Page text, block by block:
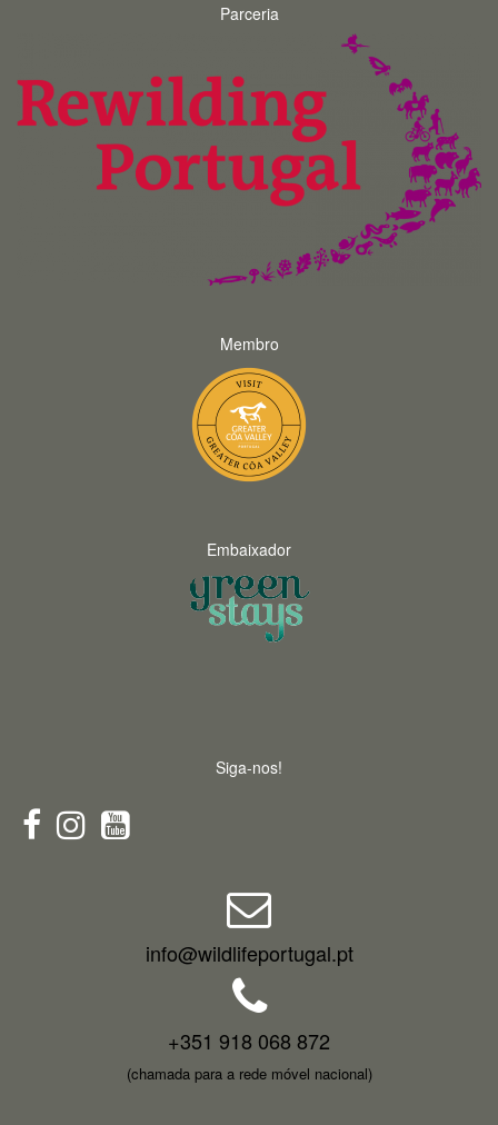
Parceria
Membro
Embaixador
Siga-nos!
info@wildlifeportugal.pt
+351 918 068 872
(chamada para a rede móvel nacional)